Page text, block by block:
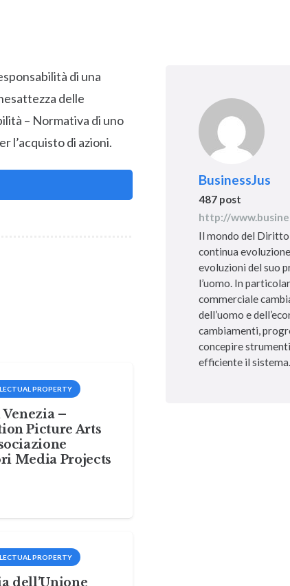
di una
delle
– Normativa di uno
l’acquisto di azioni.
PROPERTY
–
Picture Arts
Media Projects
PROPERTY
dell’Unione
BusinessJus
487 post
http://
Il mondo del Diritto
continua
evoluzioni del suo
l’uomo. In
commerciale
dell’uomo e
cambiamenti,
concepire
efficiente il sistema.